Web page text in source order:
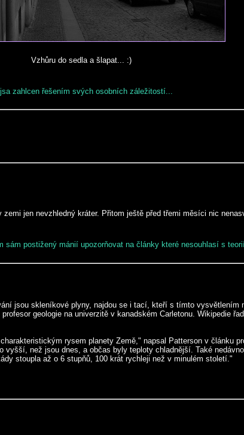
Vzhůru do sedla a šlapat... :)
zahlcen řešením svých osobních záležitostí...
jen nevzhledný kráter. Přitom ještě před třemi měsíci nic
postižený mánií upozorňovat na články které nesouhlasí s
jsou skleníkové plyny, najdou se i tací, kteří s tímto
geologie na univerzitě v kanadském Carletonu. Wikipedie
rysem planety Země," napsal Patterson v článku
než jsou dnes, a občas byly teploty chladnější. Také
stoupla až o 6 stupňů, 100 krát rychleji než v minulém století."